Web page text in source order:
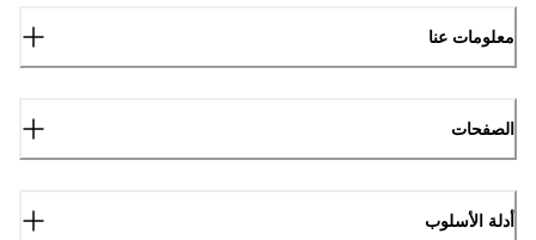
معلومات عنا
الصفحات
أدلة الأسلوب